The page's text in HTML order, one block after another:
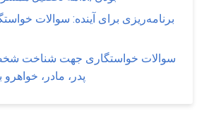
برنامه‌ریزی برای آینده: سوالات
سوالات خواستگاری جهت شناخت
پدر، مادر،